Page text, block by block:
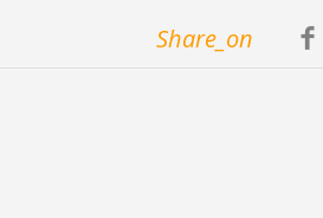
Share_on